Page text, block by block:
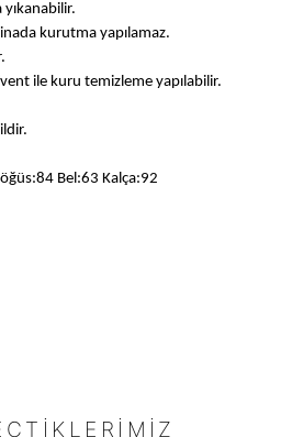
kurutma yapılamaz.
ile kuru temizleme yapılabilir.
Bel:63 Kalça:92